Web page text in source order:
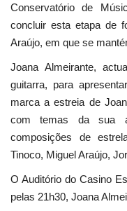
Conservatório de
concluir esta etapa de
Araújo, em que se
Joana Almeirante,
guitarra, para apresentar
marca a estreia de
com temas da sua
composições de
Tinoco, Miguel Araújo,
O Auditório do Casino
pelas 21h30, Joana